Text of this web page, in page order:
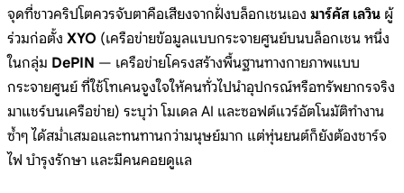
จุดที่ชาวคริปโตควรจับตาคือเสียงจากฝั่งบล็อกเชนเอง มาร์คัส เลวิน ผู้
ร่วมก่อตั้ง XYO (เครือข่ายข้อมูลแบบกระจายศูนย์บนบล็อกเชน หนึ่ง
ในกลุ่ม DePIN — เครือข่ายโครงสร้างพื้นฐานทางกายภาพแบบ
กระจายศูนย์ ที่ใช้โทเคนจูงใจให้คนทั่วไปนำอุปกรณ์หรือทรัพยากรจริง
มาแชร์บนเครือข่าย) ระบุว่า โมเดล AI และซอฟต์แวร์อัตโนมัติทำงาน
ซ้ำๆ ได้สม่ำเสมอและทนทานกว่ามนุษย์มาก แต่หุ่นยนต์ก็ยังต้องชาร์จ
ไฟ บำรุงรักษา และมีคนคอยดูแล